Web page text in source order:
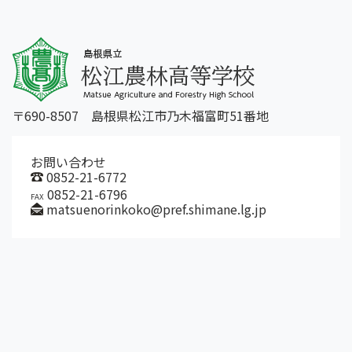
〒690-8507 島根県松江市乃木福富町51番地
お問い合わせ
0852-21-6772
FAX 0852-21-6796
matsuenorinkoko@pref.shimane.lg.jp